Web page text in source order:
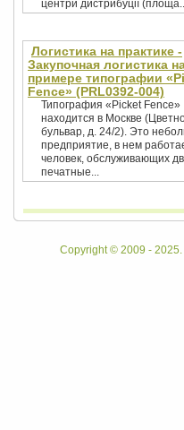
центри дистрибуції
Логистика на практике -
Закупочная логистика
примере типографии
Fence» (PRL0392-004)
Типография «Picket Fence»
находится в Москве
бульвар, д. 24/2). Это
предприятие, в нем
человек, обслуживающих
печатные...
Copyright © 2009 - 2025.